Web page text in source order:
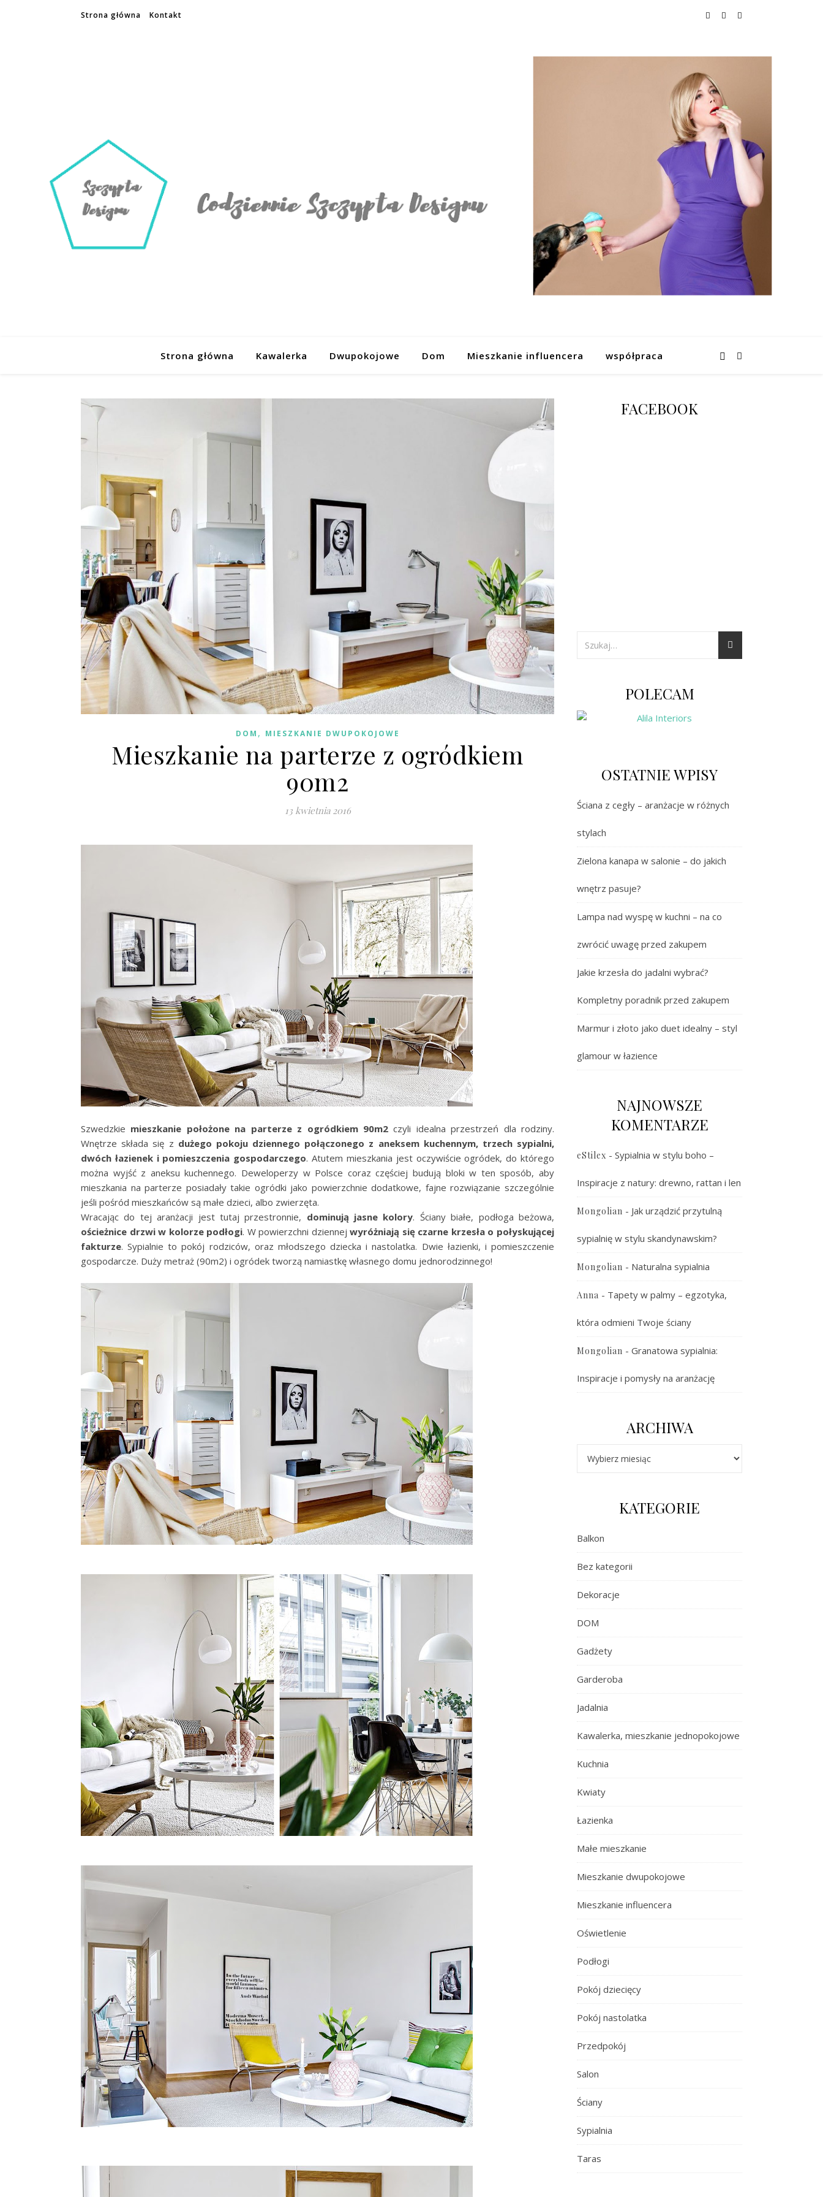
Strona główna Kontakt
Strona główna Kawalerka Dwupokojowe Dom Mieszkanie influencera współpraca
DOM , MIESZKANIE DWUPOKOJOWE
Mieszkanie na parterze z ogródkiem
90m2
13 kwietnia 2016
Szwedzkie mieszkanie położone na parterze z ogródkiem 90m2czyli idealna przestrzeń dla rodziny.
Wnętrze składa się z dużego pokoju dziennego połączonego z aneksem kuchennym, trzech sypialni,
dwóch łazienek i pomieszczenia gospodarczego. Atutem mieszkania jest oczywiście ogródek, do którego
można wyjść z aneksu kuchennego. Deweloperzy w Polsce coraz częściej budują bloki w ten sposób, aby
mieszkania na parterze posiadały takie ogródki jako powierzchnie dodatkowe, fajne rozwiązanie szczególnie
jeśli pośród mieszkańców są małe dzieci, albo zwierzęta.
Wracając do tej aranżacji jest tutaj przestronnie, dominują jasne kolory. Ściany białe, podłoga beżowa,
ościeżnice drzwi w kolorze podłogi. W powierzchni dziennejwyróżniają się czarne krzesła o połyskującej
fakturze. Sypialnie to pokój rodziców, oraz młodszego dziecka i nastolatka. Dwie łazienki, i pomieszczenie
gospodarcze. Duży metraż (90m2) i ogródek tworzą namiastkę własnego domu jednorodzinnego!
FACEBOOK
POLECAM
OSTATNIE WPISY
Ściana z cegły – aranżacje w różnych
stylach
Zielona kanapa w salonie – do jakich
wnętrz pasuje?
Lampa nad wyspę w kuchni – na co
zwrócić uwagę przed zakupem
Jakie krzesła do jadalni wybrać?
Kompletny poradnik przed zakupem
Marmur i złoto jako duet idealny – styl
glamour w łazience
NAJNOWSZE
KOMENTARZE
eStilex - Sypialnia w stylu boho –
Inspiracje z natury: drewno, rattan i len
Mongolian - Jak urządzić przytulną
sypialnię w stylu skandynawskim?
Mongolian - Naturalna sypialnia
Anna - Tapety w palmy – egzotyka,
która odmieni Twoje ściany
Mongolian - Granatowa sypialnia:
Inspiracje i pomysły na aranżację
ARCHIWA
KATEGORIE
Balkon
Bez kategorii
Dekoracje
DOM
Gadżety
Garderoba
Jadalnia
Kawalerka, mieszkanie jednopokojowe
Kuchnia
Kwiaty
Łazienka
Małe mieszkanie
Mieszkanie dwupokojowe
Mieszkanie influencera
Oświetlenie
Podłogi
Pokój dziecięcy
Pokój nastolatka
Przedpokój
Salon
Ściany
Sypialnia
Taras